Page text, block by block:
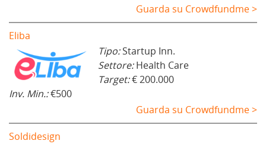
Guarda su Crowdfundme >
Eliba
Tipo:Startup Inn.
Settore:Health Care
Target:€ 200.000
Inv. Min.:€500
Guarda su Crowdfundme >
Soldidesign